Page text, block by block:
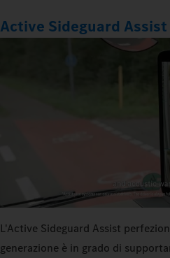
Active Sideguard Assist
L'Active Sideguard Assist
generazione è in grado di